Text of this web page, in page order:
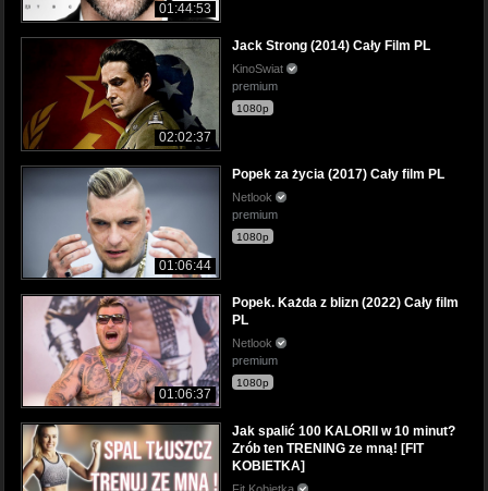
01:44:53
02:02:37
Jack Strong (2014) Cały Film PL
KinoSwiat
premium
1080p
01:06:44
Popek za życia (2017) Cały film PL
Netlook
premium
1080p
01:06:37
Popek. Każda z blizn (2022) Cały film
PL
Netlook
premium
1080p
Jak spalić 100 KALORII w 10 minut?
Zrób ten TRENING ze mną! [FIT
KOBIETKA]